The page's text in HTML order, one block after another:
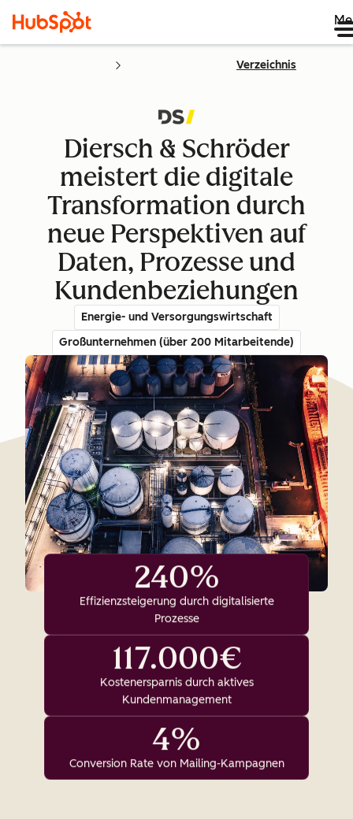
Verzeichnis
Diersch & Schröder
meistert die digitale
Transformation durch
neue Perspektiven auf
Daten, Prozesse und
Kundenbeziehungen
Energie- und Versorgungswirtschaft
Großunternehmen (über 200 Mitarbeitende)
240%
Effizienzsteigerung durch digitalisierte
Prozesse
117.000€
Kostenersparnis durch aktives
Kundenmanagement
4%
Conversion Rate von Mailing-Kampagnen